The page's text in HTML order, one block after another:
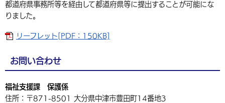
都道府県事務所等を経由して都道府県等に提出することが可能にな
りました。
リーフレット[PDF：150KB]
お問い合わせ
福祉支援課 保護係
住所：〒871-8501 大分県中津市豊田町14番地3